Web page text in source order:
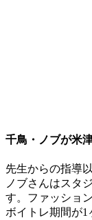
千鳥・ノブが米
先生からの指導
ノブさんはスタ
す。ファッショ
ボイトレ期間が1